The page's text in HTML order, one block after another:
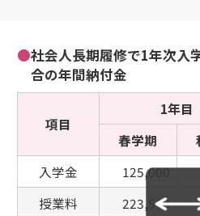
●社会人長期履修で1年次入
合の年間納付金
項目
1年目
春学期
入学金
125,000
授業料
223,500